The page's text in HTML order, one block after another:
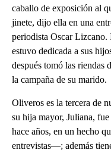
caballo de exposición al
jinete, dijo ella en una
periodista Oscar Lizcano.
estuvo dedicada a sus
después tomó las
la campaña de su marido.
Oliveros es la tercera de
su hija mayor, Juliana,
hace años, en un hecho
entrevistas—; además